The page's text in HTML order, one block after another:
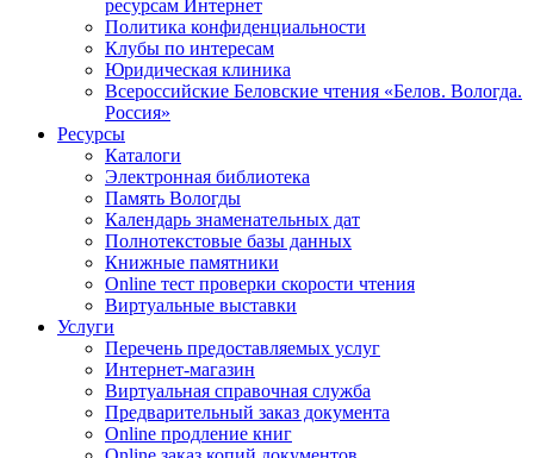
ресурсам Интернет
Политика конфиденциальности
Клубы по интересам
Юридическая клиника
Всероссийские Беловские чтения «Белов. Вологда.
Россия»
Ресурсы
Каталоги
Электронная библиотека
Память Вологды
Календарь знаменательных дат
Полнотекстовые базы данных
Книжные памятники
Online тест проверки скорости чтения
Виртуальные выставки
Услуги
Перечень предоставляемых услуг
Интернет-магазин
Виртуальная справочная служба
Предварительный заказ документа
Online продление книг